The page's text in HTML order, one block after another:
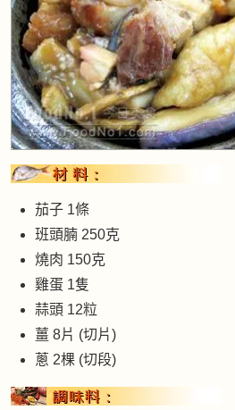
茄子 1條
班頭腩 250克
燒肉 150克
雞蛋 1隻
蒜頭 12粒
薑 8片 (切片)
蔥 2棵 (切段)